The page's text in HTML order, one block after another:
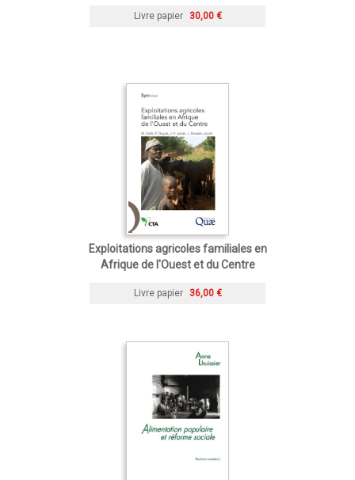
Livre papier 30,00 €
Exploitations agricoles familiales en
Afrique de l'Ouest et du Centre
Livre papier 36,00 €